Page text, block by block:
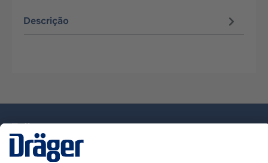
Descrição